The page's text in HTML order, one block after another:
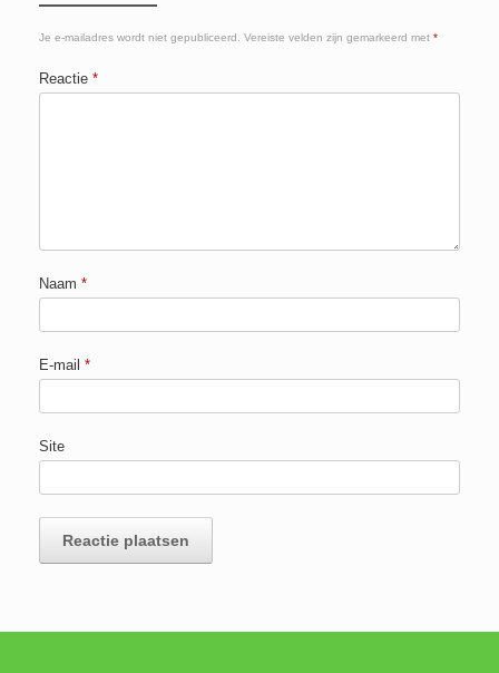
Je e-mailadres wordt niet gepubliceerd. Vereiste velden zijn gemarkeerd met *
Reactie *
Naam *
E-mail *
Site